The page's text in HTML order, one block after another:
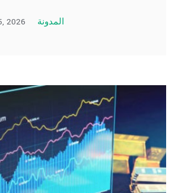
2026 المدونة